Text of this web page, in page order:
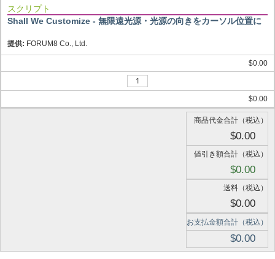
スクリプト
Shall We Customize - 無限遠光源・光源の向きをカーソル位置に
提供: FORUM8 Co., Ltd.
$0.00
$0.00
商品代金合計（税込）
$0.00
値引き額合計（税込）
$0.00
送料（税込）
$0.00
お支払金額合計（税込）
$0.00